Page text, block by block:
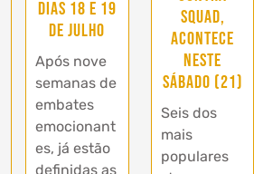
dias 18 e 19
de julho
Após nove
semanas de
embates
emocionant
es, já estão
definidas as
Squad,
acontece
neste
sábado (21)
Seis dos
mais
populares